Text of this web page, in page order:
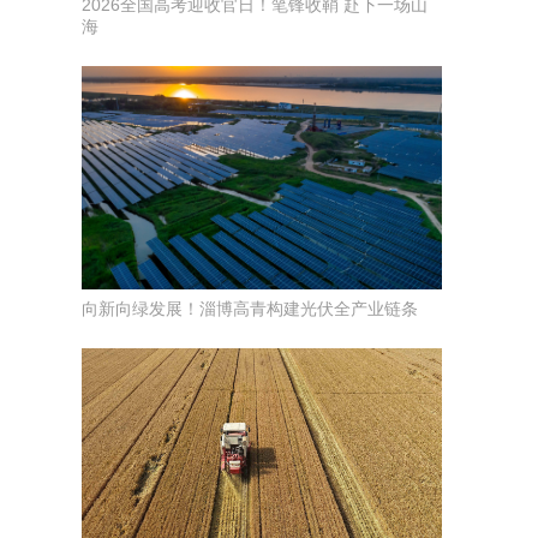
2026全国高考迎收官日！笔锋收鞘 赴下一场山
海
向新向绿发展！淄博高青构建光伏全产业链条